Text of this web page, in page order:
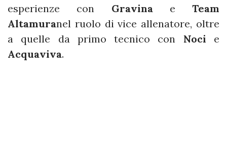
esperienze con Gravinae Team
Altamuranel ruolo di vice allenatore, oltre
a quelle da primo tecnico con Noci e
Acquaviva.